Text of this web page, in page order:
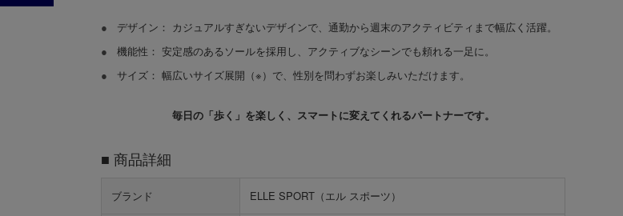
● デザイン：
カジュアルすぎないデザインで、通勤から週末のアクティビティまで幅広く活躍。
●
機能性： 安定感のあるソールを採用し、アクティブなシーンでも頼れる一足に。
●
サイズ： 幅広いサイズ展開（※）で、性別を問わずお楽しみいただけます。
毎日の「歩く」を楽しく、スマートに変えてくれるパートナーです。
■ 商品詳細
ブランド ELLE SPORT（エル スポーツ）